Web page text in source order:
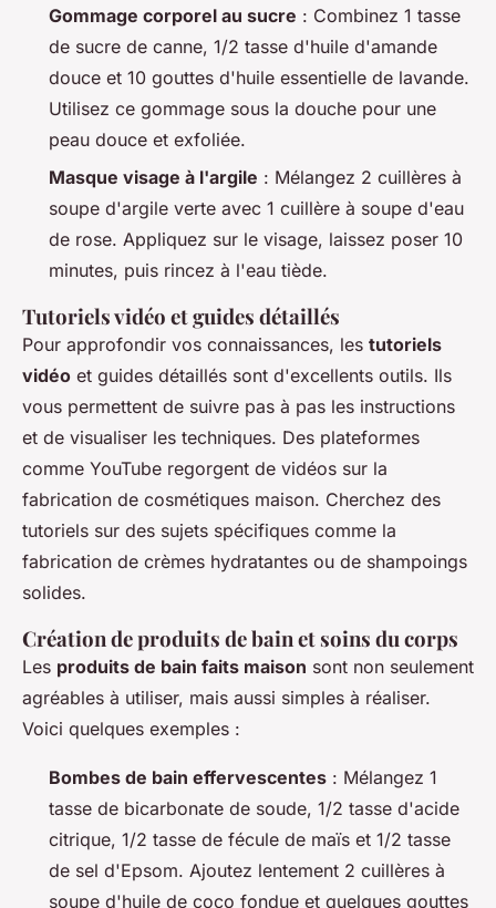
Gommage corporel au sucre : Combinez 1 tasse
de sucre de canne, 1/2 tasse d'huile d'amande
douce et 10 gouttes d'huile essentielle de lavande.
Utilisez ce gommage sous la douche pour une
peau douce et exfoliée.
Masque visage à l'argile : Mélangez 2 cuillères à
soupe d'argile verte avec 1 cuillère à soupe d'eau
de rose. Appliquez sur le visage, laissez poser 10
minutes, puis rincez à l'eau tiède.
Tutoriels vidéo et guides détaillés
Pour approfondir vos connaissances, les tutoriels
vidéo et guides détaillés sont d'excellents outils. Ils
vous permettent de suivre pas à pas les instructions
et de visualiser les techniques. Des plateformes
comme YouTube regorgent de vidéos sur la
fabrication de cosmétiques maison. Cherchez des
tutoriels sur des sujets spécifiques comme la
fabrication de crèmes hydratantes ou de shampoings
solides.
Création de produits de bain et soins du corps
Les produits de bain faits maison sont non seulement
agréables à utiliser, mais aussi simples à réaliser.
Voici quelques exemples :
Bombes de bain effervescentes : Mélangez 1
tasse de bicarbonate de soude, 1/2 tasse d'acide
citrique, 1/2 tasse de fécule de maïs et 1/2 tasse
de sel d'Epsom. Ajoutez lentement 2 cuillères à
soupe d'huile de coco fondue et quelques gouttes